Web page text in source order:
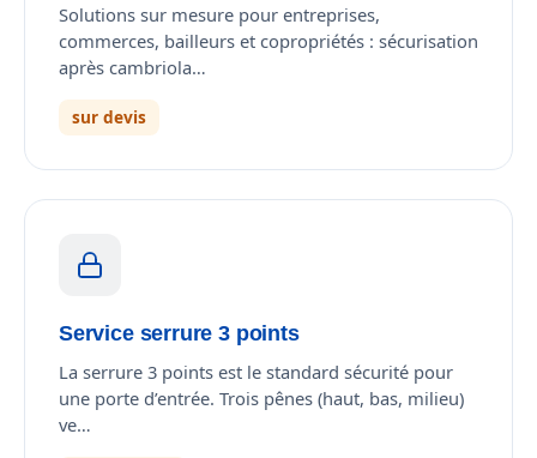
Solutions sur mesure pour entreprises,
commerces, bailleurs et copropriétés : sécurisation
après cambriola…
sur devis
Service serrure 3 points
La serrure 3 points est le standard sécurité pour
une porte d’entrée. Trois pênes (haut, bas, milieu)
ve…